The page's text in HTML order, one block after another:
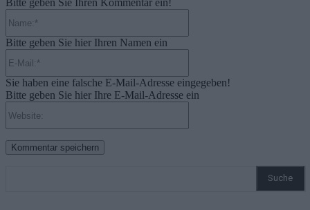
Bitte geben Sie Ihren Kommentar ein!
Bitte geben Sie hier Ihren Namen ein
Sie haben eine falsche E-Mail-Adresse eingegeben!
Bitte geben Sie hier Ihre E-Mail-Adresse ein
Suche